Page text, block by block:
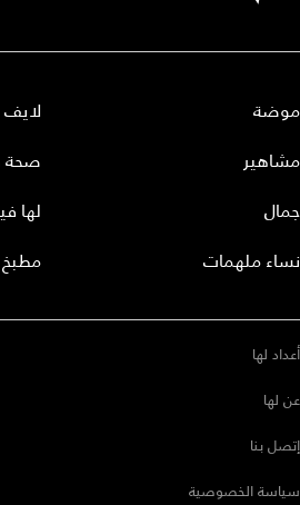
موضة
مشاهير
جمال
نساء ملهمات
صحة
لها
مطبخ
أعداد لها
عن لها
إتصل بنا
سياسة الخصوصية